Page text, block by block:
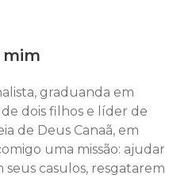
mim
graduanda em
de dois filhos e líder de
de Deus Canaã, em
uma missão: ajudar
casulos, resgatarem